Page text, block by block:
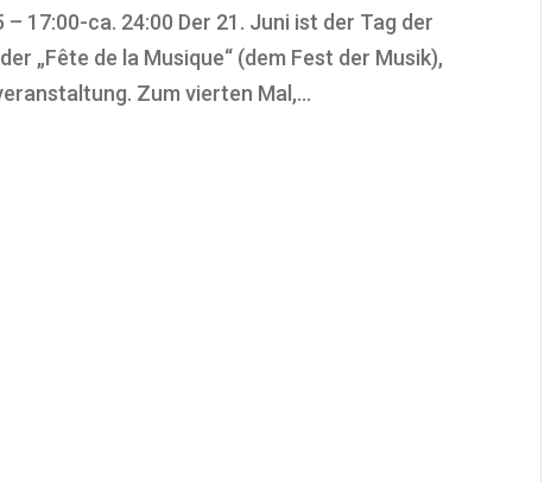
– 17:00-ca. 24:00 Der 21. Juni ist der Tag der
„Fête de la Musique“ (dem Fest der Musik),
Zum vierten Mal,...